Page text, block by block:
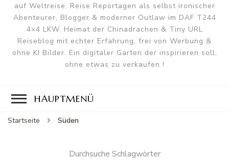
auf Weltreise. Reise Reportagen als selbst ironischer
Abenteurer, Blogger & moderner Outlaw im DAF T244
4×4 LKW. Heimat der Chinadrachen & Tiny URL
Reiseblog mit echter Erfahrung, frei von Werbung &
ohne KI Bilder. Ein digitaler Garten der inspirieren soll,
ohne etwas zu verkaufen !
HAUPTMENÜ
Startseite Süden
Durchsuche Schlagwörter